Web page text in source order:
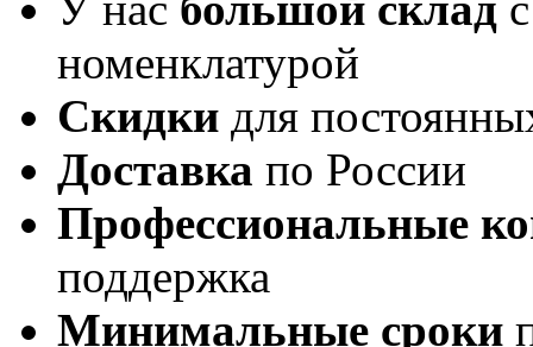
номенклатурой
Скидки для
Доставка по России
Профессиональные
поддержка
Минимальные сроки